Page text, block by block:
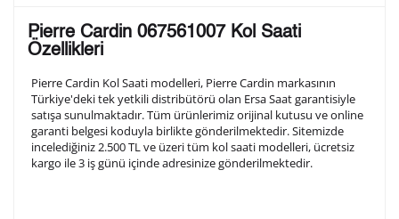
arka kapağına gravür tekniği ile formda belirtmiş
olduğunuz şekilde işlenecektir.
1. Satır
10/ 10
2. Satır
Pierre Cardin 067561007 Kol Saati
Özellikleri
Pierre Cardin Kol Saati modelleri, Pierre Cardin markasının
Türkiye'deki tek yetkili distribütörü olan Ersa Saat garantisiyle
satışa sunulmaktadır. Tüm ürünlerimiz orijinal kutusu ve online
garanti belgesi koduyla birlikte gönderilmektedir. Sitemizde
incelediğiniz 2.500 TL ve üzeri tüm kol saati modelleri, ücretsiz
kargo ile 3 iş günü içinde adresinize gönderilmektedir.